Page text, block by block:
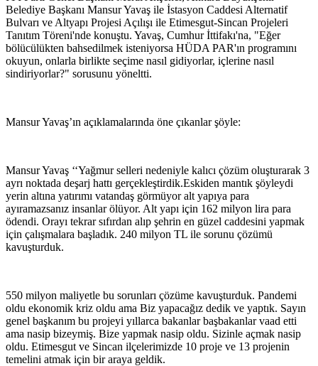
Belediye Başkanı Mansur Yavaş ile İstasyon Caddesi Alternatif
Bulvarı ve Altyapı Projesi Açılışı ile Etimesgut-Sincan Projeleri
Tanıtım Töreni'nde konuştu. Yavaş, Cumhur İttifakı'na, "Eğer
bölücülükten bahsedilmek isteniyorsa HÜDA PAR'ın programını
okuyun, onlarla birlikte seçime nasıl gidiyorlar, içlerine nasıl
sindiriyorlar?" sorusunu yöneltti.
Mansur Yavaş’ın açıklamalarında öne çıkanlar şöyle:
Mansur Yavaş ‘‘Yağmur selleri nedeniyle kalıcı çözüm oluşturarak 3
ayrı noktada deşarj hattı gerçekleştirdik.Eskiden mantık şöyleydi
yerin altına yatırımı vatandaş görmüyor alt yapıya para
ayıramazsanız insanlar ölüyor. Alt yapı için 162 milyon lira para
ödendi. Orayı tekrar sıfırdan alıp şehrin en güzel caddesini yapmak
için çalışmalara başladık. 240 milyon TL ile sorunu çözümü
kavuşturduk.
550 milyon maliyetle bu sorunları çözüme kavuşturduk. Pandemi
oldu ekonomik kriz oldu ama Biz yapacağız dedik ve yaptık. Sayın
genel başkanım bu projeyi yıllarca bakanlar başbakanlar vaad etti
ama nasip bizeymiş. Bize yapmak nasip oldu. Sizinle açmak nasip
oldu. Etimesgut ve Sincan ilçelerimizde 10 proje ve 13 projenin
temelini atmak için bir araya geldik.